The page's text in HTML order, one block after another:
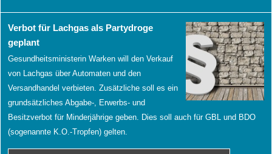
eigener
Sache
Verbot für Lachgas als Partydroge
geplant
Gesundheitsministerin Warken will den Verkauf
von Lachgas über Automaten und den
Versandhandel verbieten. Zusätzliche soll es ein
grundsätzliches Abgabe-, Erwerbs- und
Besitzverbot für Minderjährige geben. Dies soll auch für GBL und BDO
(sogenannte K.O.-Tropfen) gelten.